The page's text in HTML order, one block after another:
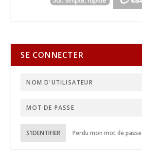
SE CONNECTER
S'IDENTIFIER Perdu mon mot de passe